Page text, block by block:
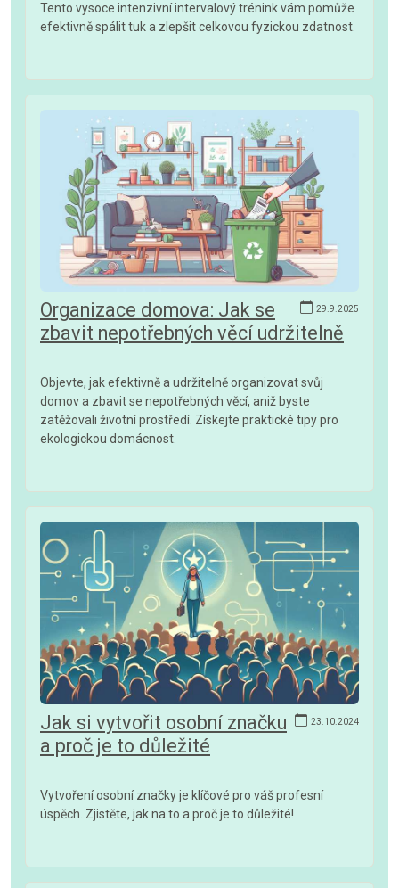
Tento vysoce intenzivní intervalový trénink vám pomůže
efektivně spálit tuk a zlepšit celkovou fyzickou zdatnost.
29.9.2025
Organizace domova: Jak se
zbavit nepotřebných věcí udržitelně
Objevte, jak efektivně a udržitelně organizovat svůj
domov a zbavit se nepotřebných věcí, aniž byste
zatěžovali životní prostředí. Získejte praktické tipy pro
ekologickou domácnost.
23.10.2024
Jak si vytvořit osobní značku
a proč je to důležité
Vytvoření osobní značky je klíčové pro váš profesní
úspěch. Zjistěte, jak na to a proč je to důležité!